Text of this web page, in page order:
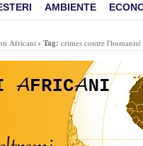
AMBIENTE
Africani› Tag: crimes contre l'humanité